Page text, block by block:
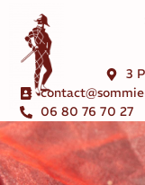
3
06 80 76 70 27